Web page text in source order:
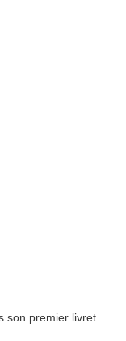
son premier livret